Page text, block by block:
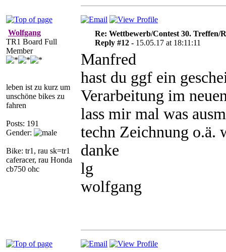
Wolfgang
TR1 Board Full
Member
leben ist zu kurz um
unschöne bikes zu
fahren
Posts: 191
Gender:
Bike: tr1, rau sk=tr1
caferacer, rau Honda
cb750 ohc
Re: Wettbewerb/Contest 30. Treffen/
Reply #12 - 15.05.17 at 18:11:11
Manfred
hast du ggf ein
Verarbeitung im
lass mir mal was
techn Zeichnung o.ä.
danke
lg
wolfgang